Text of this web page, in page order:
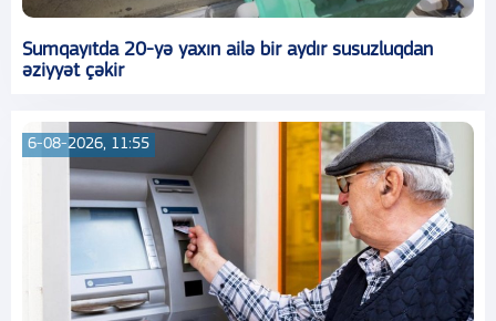
Sumqayıtda 20-yə yaxın ailə bir aydır susuzluqdan
əziyyət çəkir
6-08-2026, 11:55